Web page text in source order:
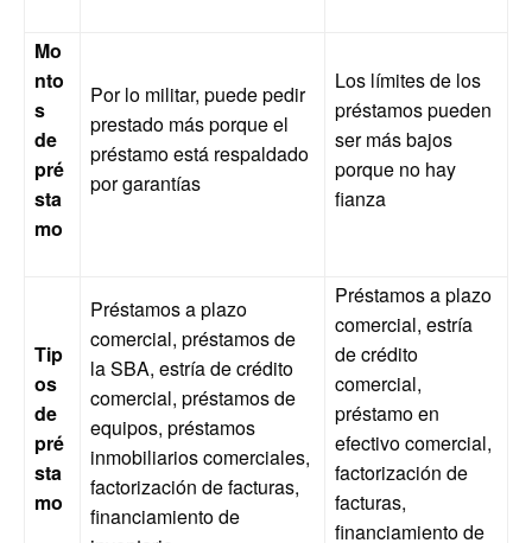
Mo
nto
s
de
pré
sta
mo
Por lo militar, puede pedir
prestado más porque el
préstamo está respaldado
por garantías
Los límites de los
préstamos pueden
ser más bajos
porque no hay
fianza
Tip
os
de
pré
sta
mo
Préstamos a plazo
comercial, préstamos de
la SBA, estría de crédito
comercial, préstamos de
equipos, préstamos
inmobiliarios comerciales,
factorización de facturas,
financiamiento de
Préstamos a plazo
comercial, estría
de crédito
comercial,
préstamo en
efectivo comercial,
factorización de
facturas,
financiamiento de